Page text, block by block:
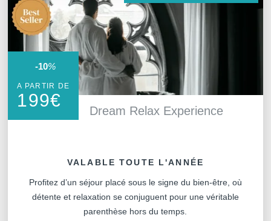
Dream Relax Experience
A PARTIR DE
199€
-10%
VALABLE TOUTE L'ANNÉE
Profitez d’un séjour placé sous le signe du bien-être, où
détente et relaxation se conjuguent pour une véritable
parenthèse hors du temps.
Oui, je souhaite recevoir
promotions et offres
Non , je ne souhaite pas
promotions et offres